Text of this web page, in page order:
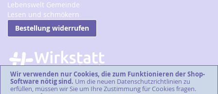
Wir verwenden nur Cookies, die zum Funktionieren der Shop-
Software nötig sind. Um die neuen Datenschutzrichtlinien zu
erfüllen, müssen wir Sie um Ihre Zustimmung für Cookies fragen.
Lebenswelt Gemeinde
Lesen und schmökern
Bestellung widerrufen